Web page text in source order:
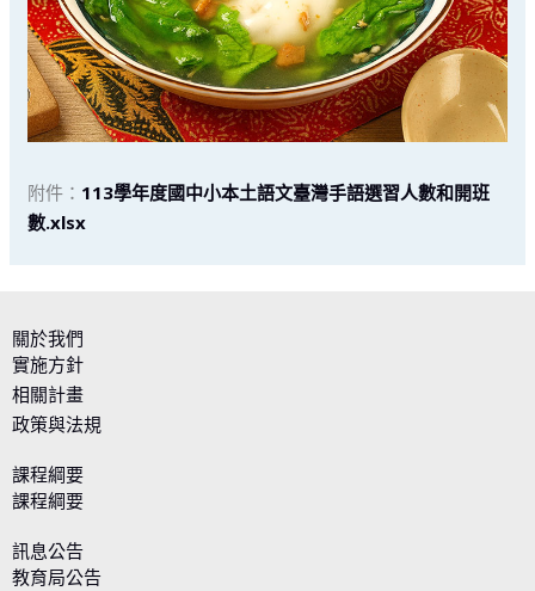
附件： 113學年度國中小本土語文臺灣手語選習人數和開班
數.xlsx
關於我們
實施方針
相關計畫
政策與法規
課程綱要
課程綱要
訊息公告
教育局公告